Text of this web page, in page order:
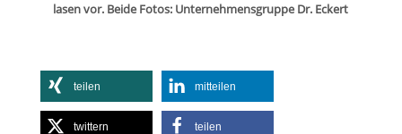
lasen vor. Beide Fotos: Unter­neh­mens­gruppe Dr. Eckert
tei­len mit­tei­len
twit­tern tei­len